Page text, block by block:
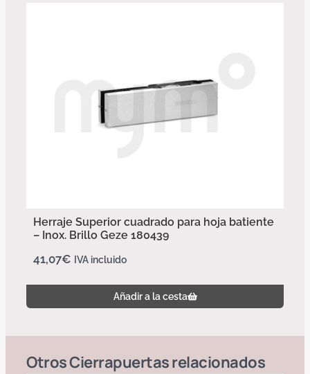
Herraje Superior cuadrado para hoja batiente
– Inox. Brillo Geze 180439
41,07€ IVA incluido
Añadir a la cesta
OtrosCierrapuertasrelacionados